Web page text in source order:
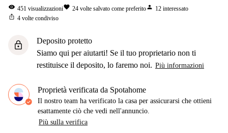
visibility 451 visualizzazionifavorite 24 volte salvato come preferitoperson 12 interessato
ios_share 4 volte condiviso
lock
Deposito protetto
Siamo qui per aiutarti! Se il tuo proprietario non ti
restituisce il deposito, lo faremo noi. Più informazioni
Proprietà verificata da Spotahome
Il nostro team ha verificato la casa per assicurarsi che ottieni
esattamente ciò che vedi nell'annuncio.
Più sulla verifica